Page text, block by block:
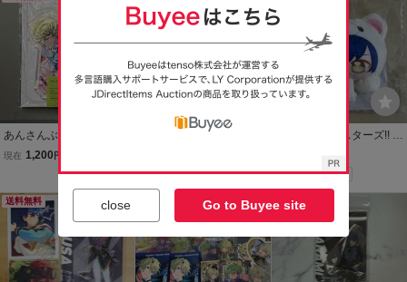
あんさんぶるスターズ 巴
日和 旧fine アクリルスタ
現在 1,200 円
あんスタ あんさんぶるス
Yahoo!フリマ
あんさんぶるスターズ!! あ
パーツ 漣ジュン
Yahoo!フリマ
送料無料 送料無料
close Go to Buyee site